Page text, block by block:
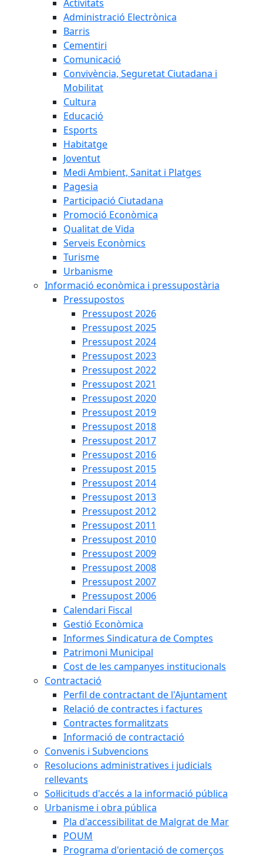
Activitats
Administració Electrònica
Barris
Cementiri
Comunicació
Convivència, Seguretat Ciutadana i
Mobilitat
Cultura
Educació
Esports
Habitatge
Joventut
Medi Ambient, Sanitat i Platges
Pagesia
Participació Ciutadana
Promoció Econòmica
Qualitat de Vida
Serveis Econòmics
Turisme
Urbanisme
Informació econòmica i pressupostària
Pressupostos
Pressupost 2026
Pressupost 2025
Pressupost 2024
Pressupost 2023
Pressupost 2022
Pressupost 2021
Pressupost 2020
Pressupost 2019
Pressupost 2018
Pressupost 2017
Pressupost 2016
Pressupost 2015
Pressupost 2014
Pressupost 2013
Pressupost 2012
Pressupost 2011
Pressupost 2010
Pressupost 2009
Pressupost 2008
Pressupost 2007
Pressupost 2006
Calendari Fiscal
Gestió Econòmica
Informes Sindicatura de Comptes
Patrimoni Municipal
Cost de les campanyes institucionals
Contractació
Perfil de contractant de l'Ajuntament
Relació de contractes i factures
Contractes formalitzats
Informació de contractació
Convenis i Subvencions
Resolucions administratives i judicials
rellevants
Sol·licituds d'accés a la informació pública
Urbanisme i obra pública
Pla d'accessibilitat de Malgrat de Mar
POUM
Programa d'orientació de comerços